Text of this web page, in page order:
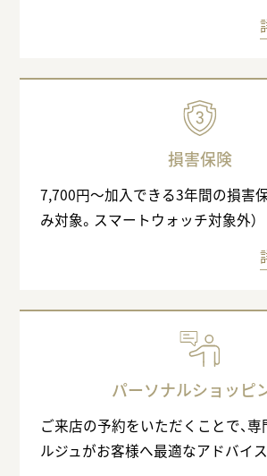
損害保険
7,700円〜加入できる3年間の損害
み対象。スマートウォッチ対象外）
パーソナルショッピ
ご来店の予約をいただくことで、
ルジュがお客様へ最適なアドバイ